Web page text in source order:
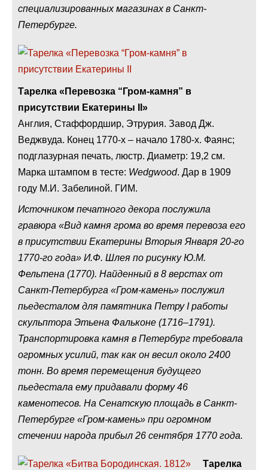
специализированных магазинах в Санкт-
Петербурге.
Тарелка «Перевозка “Гром-камня” в
присутствии Екатерины II»
Англия, Стаффордшир, Этрурия. Завод Дж.
Веджвуда. Конец 1770-х – начало 1780-х. Фаянс;
подглазурная печать, люстр. Диаметр: 19,2 см.
Марка штампом в тесте: Wedgwood. Дар в 1909
году М.И. Забелиной. ГИМ.
Источником печатного декора послужила
гравюра «Вид камня грома во время перевоза его
в присутствии Екатерины Вторыя Января 20-го
1770-го года» И.Ф. Шлея по рисунку Ю.М.
Фельтена (1770). Найденный в 8 верстах от
Санкт-Петербурга «Гром-камень» послужил
пьедесталом для памятника Петру I работы
скульптора Этьена Фальконе (1716–1791).
Транспортировка камня в Петербург требовала
огромных усилий, так как он весил около 2400
тонн. Во время перемещения будущего
пьедестала ему придавали форму 46
каменотесов. На Сенатскую площадь в Санкт-
Петербурге «Гром-камень» при огромном
стечении народа прибыл 26 сентября 1770 года.
Тарелка